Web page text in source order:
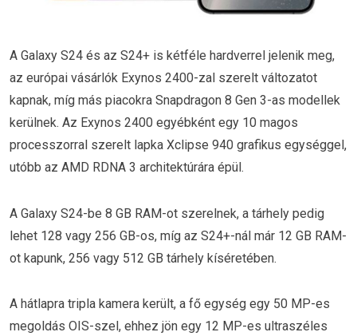
A Galaxy S24 és az S24+ is kétféle hardverrel jelenik meg,
az európai vásárlók Exynos 2400-zal szerelt változatot
kapnak, míg más piacokra Snapdragon 8 Gen 3-as modellek
kerülnek. Az Exynos 2400 egyébként egy 10 magos
processzorral szerelt lapka Xclipse 940 grafikus egységgel,
utóbb az AMD RDNA 3 architektúrára épül.
A Galaxy S24-be 8 GB RAM-ot szerelnek, a tárhely pedig
lehet 128 vagy 256 GB-os, míg az S24+-nál már 12 GB RAM-
ot kapunk, 256 vagy 512 GB tárhely kíséretében.
A hátlapra tripla kamera került, a fő egység egy 50 MP-es
megoldás OIS-szel, ehhez jön egy 12 MP-es ultraszéles